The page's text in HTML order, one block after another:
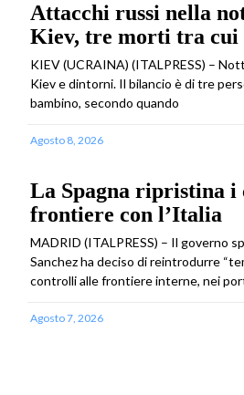
Attacchi russi nella
Kiev, tre morti tra cui
KIEV (UCRAINA) (ITALPRESS) –
Kiev e dintorni. Il bilancio è di tre
bambino, secondo quando
Agosto 8, 2026
La Spagna ripristina
frontiere con l’Italia
MADRID (ITALPRESS) – Il governo
Sanchez ha deciso di reintrodurre
controlli alle frontiere interne, nei
Agosto 7, 2026